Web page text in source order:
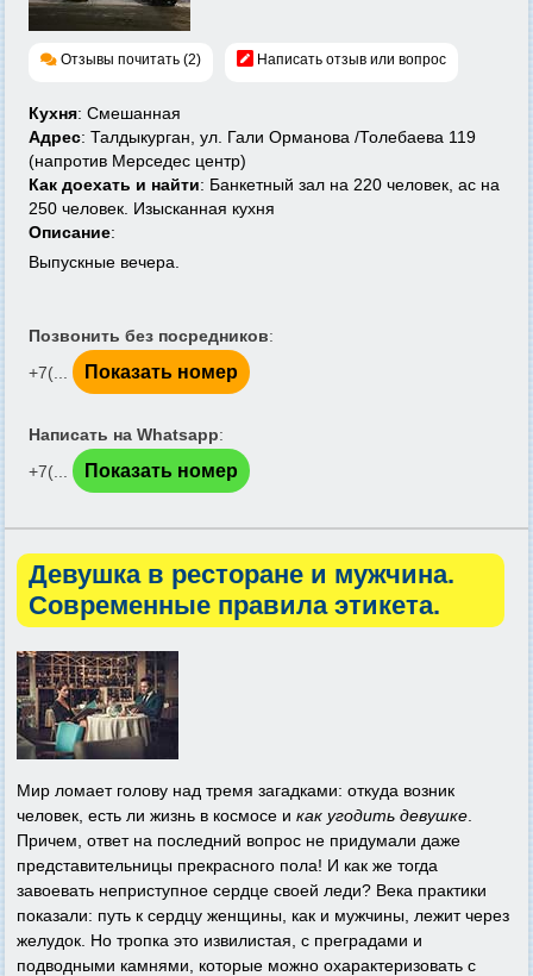
Отзывы почитать (2) Написать отзыв или вопрос
Кухня: Cмешанная
Адрес: Талдыкурган, ул. Гали Орманова /Толебаева 119
(напротив Мерседес центр)
Как доехать и найти: Банкетный зал на 220 человек, ас на
250 человек. Изысканная кухня
Описание:
Выпускные вечера.
Позвонить без посредников:
+7(...
Показать номер
Написать на Whatsapp:
+7(...
Показать номер
Девушка в ресторане и мужчина.
Современные правила этикета.
Мир ломает голову над тремя загадками: откуда возник
человек, есть ли жизнь в космосе и как угодить девушке
Причем, ответ на последний вопрос не придумали даже
представительницы прекрасного пола! И как же тогда
завоевать неприступное сердце своей леди? Века практики
показали: путь к сердцу женщины, как и мужчины, лежит через
желудок. Но тропка это извилистая, с преградами и
подводными камнями, которые можно охарактеризовать с